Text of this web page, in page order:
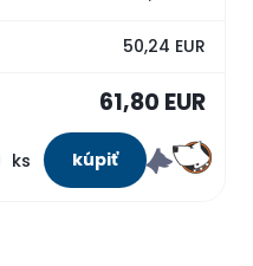
50,24 EUR
61,80 EUR
ks